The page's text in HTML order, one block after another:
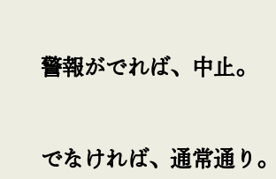
警報がでれば、中止。
でなければ、通常通り。